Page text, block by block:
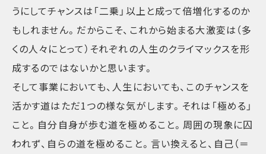
うにしてチャンスは「二乗」以上と成って倍増化するのか
もしれません。だからこそ、これから始まる大激変は（多
くの人々にとって）それぞれの人生のクライマックスを形
成するのではないかと思います。
そして事業においても、人生においても、このチャンスを
活かす道はただ1つの様な気がします。それは「極める」
こと。自分自身が歩む道を極めること。周囲の現象に囚
われず、自らの道を極めること。言い換えると、自己（＝